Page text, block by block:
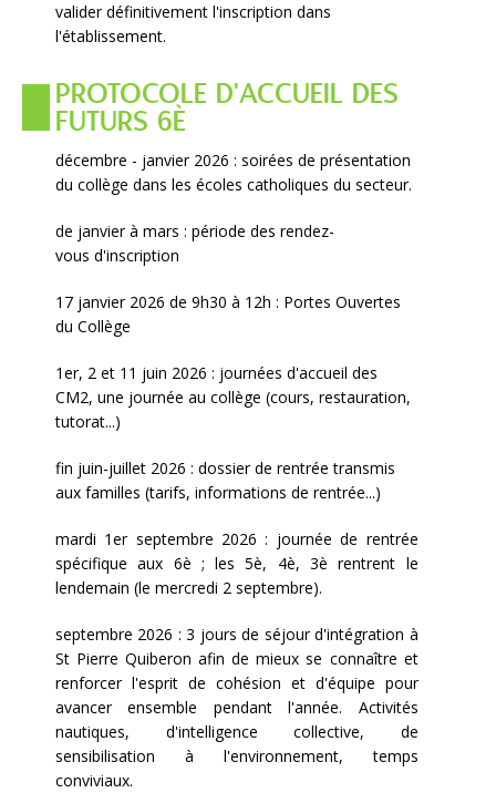
valider définitivement l'inscription dans
l'établissement.
PROTOCOLE D'ACCUEIL DES
FUTURS 6È
décembre - janvier 2026 : soirées de présentation
du collège dans les écoles catholiques du secteur.
de janvier à mars : période des rendez-
vous d'inscription
17 janvier 2026 de 9h30 à 12h : Portes Ouvertes
du Collège
1er, 2 et 11 juin 2026 : journées d'accueil des
CM2, une journée au collège (cours, restauration,
tutorat...)
fin juin-juillet 2026 : dossier de rentrée transmis
aux familles (tarifs, informations de rentrée...)
mardi 1er septembre 2026 : journée de rentrée
spécifique aux 6è ; les 5è, 4è, 3è rentrent le
lendemain (le mercredi 2 septembre).
septembre 2026 : 3 jours de séjour d'intégration à
St Pierre Quiberon afin de mieux se connaître et
renforcer l'esprit de cohésion et d'équipe pour
avancer ensemble pendant l'année. Activités
nautiques, d'intelligence collective, de
sensibilisation à l'environnement, temps
conviviaux.